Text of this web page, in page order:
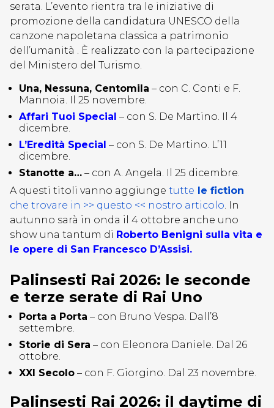
serata. L’evento rientra tra le iniziative di
promozione della candidatura UNESCO della
canzone napoletana classica a patrimonio
dell’umanità . È realizzato con la partecipazione
del Ministero del Turismo.
Una, Nessuna, Centomila – con C. Conti e F.
Mannoia. Il 25 novembre.
Affari Tuoi Special – con S. De Martino. Il 4
dicembre.
L’Eredità Special – con S. De Martino. L’11
dicembre.
Stanotte a… – con A. Angela. Il 25 dicembre.
A questi titoli vanno aggiunge tutte le fiction
che trovare in >> questo << nostro articolo. In
autunno sarà in onda il 4 ottobre anche uno
show una tantum di Roberto Benigni sulla vita e
le opere di San Francesco D’Assisi.
Palinsesti Rai 2026: le seconde
e terze serate di Rai Uno
Porta a Porta – con Bruno Vespa. Dall’8
settembre.
Storie di Sera – con Eleonora Daniele. Dal 26
ottobre.
XXI Secolo – con F. Giorgino. Dal 23 novembre.
Palinsesti Rai 2026: il daytime di